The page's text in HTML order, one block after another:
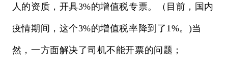
人的资质，开具3%的增值税专票。（目前，国内
疫情期间，这个3%的增值税率降到了1%。)当
然，一方面解决了司机不能开票的问题；